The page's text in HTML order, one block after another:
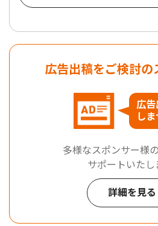
広告出稿をご検討の
広
し
多様なスポンサー様
サポートいたし
詳細を見る